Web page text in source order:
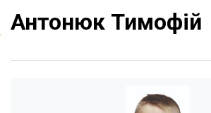
Антонюк Тимофій